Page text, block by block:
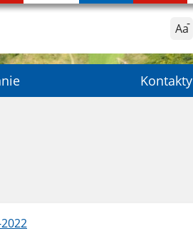
Aa
Kontakty